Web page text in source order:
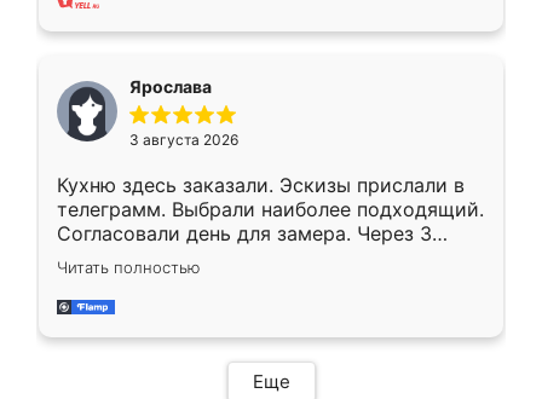
Ярослава
3 августа 2026
Кухню здесь заказали. Эскизы прислали в
телеграмм. Выбрали наиболее подходящий.
Согласовали день для замера. Через 3
недели кухня была уже готова. Остались
довольны работой. Спасибо Ренессанс
мебель за качественную работу!
Читать полностью
Еще